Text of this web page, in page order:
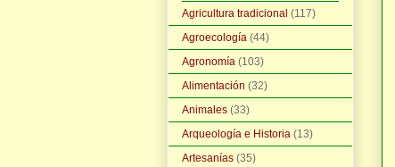
Agricultura tradicional (117)
Agroecología (44)
Agronomía (103)
Alimentación (32)
Animales (33)
Arqueología e Historia (13)
Artesanías (35)